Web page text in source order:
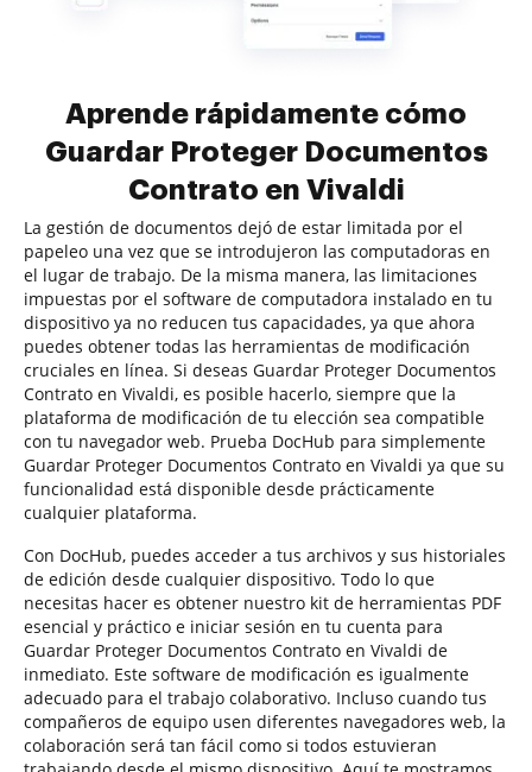
Aprende rápidamente cómo
Guardar Proteger Documentos
Contrato en Vivaldi
La gestión de documentos dejó de estar limitada por el
papeleo una vez que se introdujeron las computadoras en
el lugar de trabajo. De la misma manera, las limitaciones
impuestas por el software de computadora instalado en tu
dispositivo ya no reducen tus capacidades, ya que ahora
puedes obtener todas las herramientas de modificación
cruciales en línea. Si deseas Guardar Proteger Documentos
Contrato en Vivaldi, es posible hacerlo, siempre que la
plataforma de modificación de tu elección sea compatible
con tu navegador web. Prueba DocHub para simplemente
Guardar Proteger Documentos Contrato en Vivaldi ya que su
funcionalidad está disponible desde prácticamente
cualquier plataforma.
Con DocHub, puedes acceder a tus archivos y sus historiales
de edición desde cualquier dispositivo. Todo lo que
necesitas hacer es obtener nuestro kit de herramientas PDF
esencial y práctico e iniciar sesión en tu cuenta para
Guardar Proteger Documentos Contrato en Vivaldi de
inmediato. Este software de modificación es igualmente
adecuado para el trabajo colaborativo. Incluso cuando tus
compañeros de equipo usen diferentes navegadores web, la
colaboración será tan fácil como si todos estuvieran